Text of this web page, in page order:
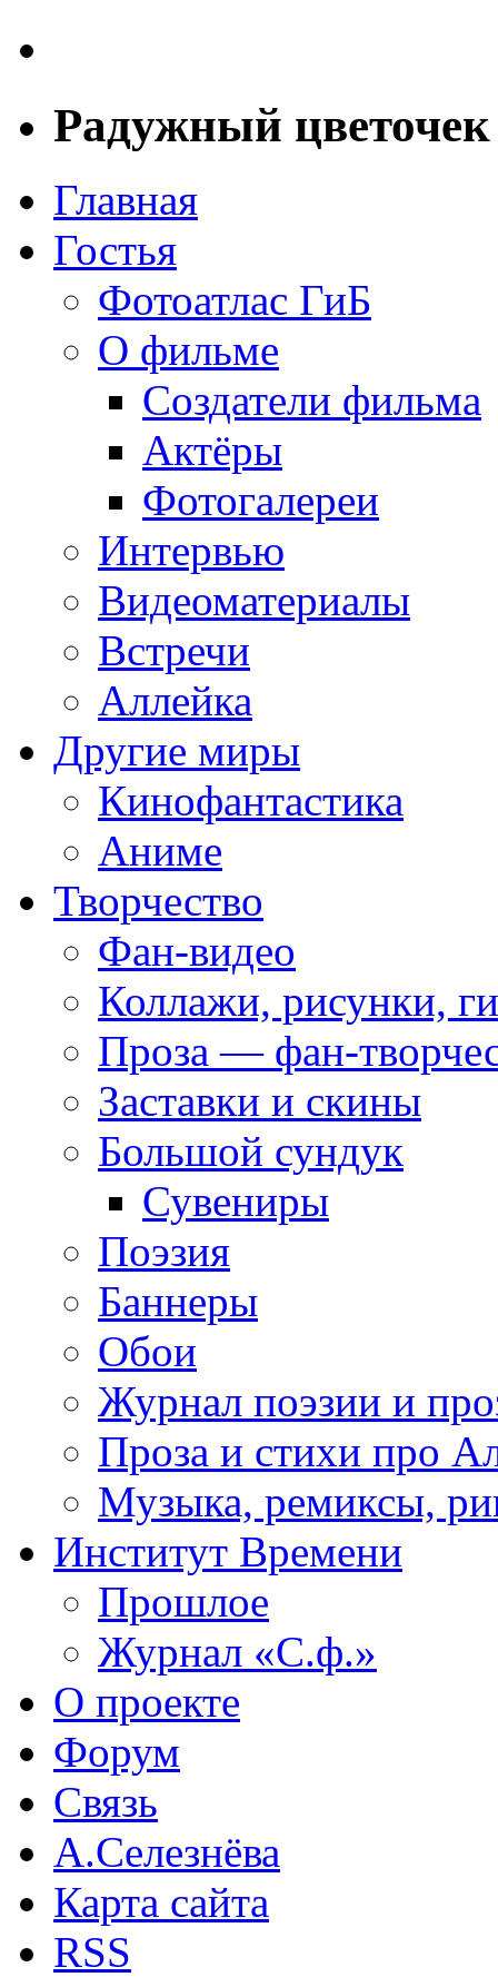
Радужный цветочек
Главная
Гостья
Фотоатлас ГиБ
О фильме
Создатели фильма
Актёры
Фотогалереи
Интервью
Видеоматериалы
Встречи
Аллейка
Другие миры
Кинофантастика
Аниме
Творчество
Фан-видео
Коллажи, рисунки,
Проза — фан-
Заставки и скины
Большой сундук
Сувениры
Поэзия
Баннеры
Обои
Журнал поэзии и
Проза и стихи про
Музыка, ремиксы,
Институт Времени
Прошлое
Журнал «С.ф.»
О проекте
Форум
Связь
А.Селезнёва
Карта сайта
RSS